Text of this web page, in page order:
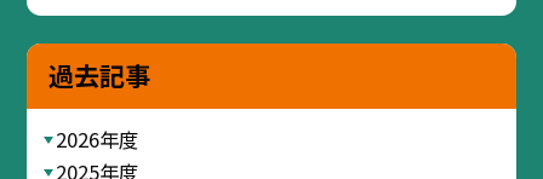
過去記事
2026年度
2025年度